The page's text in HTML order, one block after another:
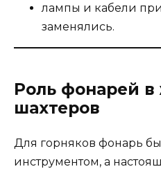
лампы и кабели
заменялись.
Роль фонарей
шахтеров
Для горняков фонарь
инструментом, а